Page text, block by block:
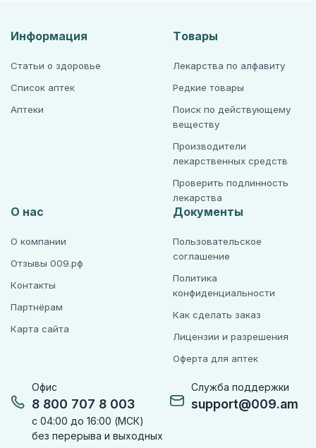
Офис
8 800 707 8 003
с 04:00 до 16:00 (МСК)
без перерыва и выходных
Служба поддержки
support@009.am
Информация
Статьи о здоровье
Список аптек
Аптеки
Товары
Лекарства по алфавиту
Редкие товары
Поиск по действующему
веществу
Производители
лекарственных средств
Проверить подлинность
лекарства
О нас
О компании
Отзывы 009.рф
Контакты
Партнёрам
Карта сайта
Документы
Пользовательское
соглашение
Политика
конфиденциальности
Как сделать заказ
Лицензии и разрешения
Оферта для аптек